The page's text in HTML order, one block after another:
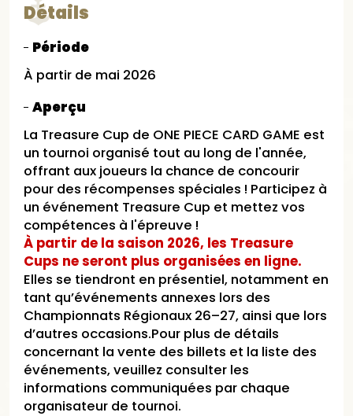
Détails
Période
À partir de mai 2026​
Aperçu
La Treasure Cup de ONE PIECE CARD GAME est
un tournoi organisé tout au long de l'année,
offrant aux joueurs la chance de concourir
pour des récompenses spéciales ! Participez à
un événement Treasure Cup et mettez vos
compétences à l'épreuve !​
À partir de la saison 2026, les Treasure
Cups ne seront plus organisées en ligne.​
Elles se tiendront en présentiel, notamment en
tant qu’événements annexes lors des
Championnats Régionaux 26–27, ainsi que lors
d’autres occasions.Pour plus de détails
concernant la vente des billets et la liste des
événements, veuillez consulter les
informations communiquées par chaque
organisateur de tournoi.